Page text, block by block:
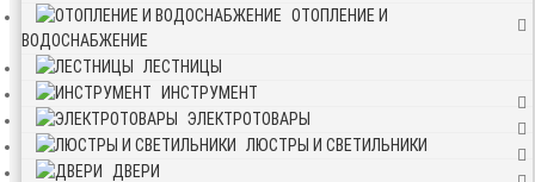
ОТОПЛЕНИЕ И
ВОДОСНАБЖЕНИЕ
ЛЕСТНИЦЫ
ИНСТРУМЕНТ
ЭЛЕКТРОТОВАРЫ
ЛЮСТРЫ И СВЕТИЛЬНИКИ
ДВЕРИ